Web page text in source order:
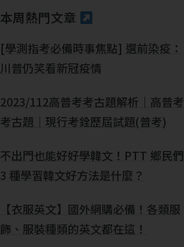
本周熱門文章
[學測指考必備時事焦點] 選前染疫：
川普仍笑看新冠疫情
2023/112高普考考古題解析｜高普考
考古題｜現行考銓歷屆試題(普考)
不出門也能好好學韓文！PTT 鄉民們
3 種學習韓文好方法是什麼？
【衣服英文】國外網購必備！各類服
飾、服裝種類的英文都在這！